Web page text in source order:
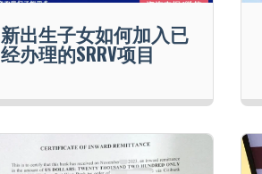
新出生子女如何加入已
经办理的SRRV项目